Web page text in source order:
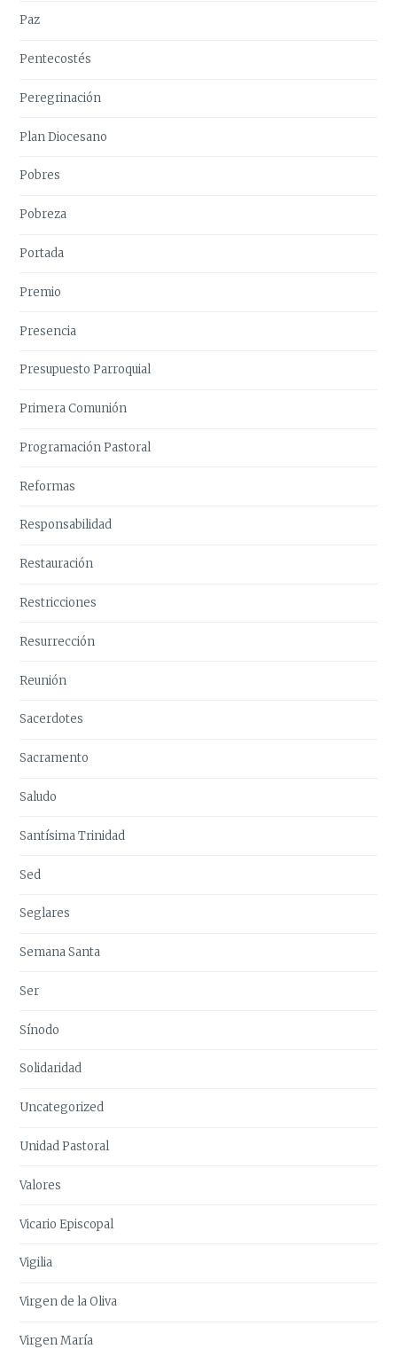
Paz
Pentecostés
Peregrinación
Plan Diocesano
Pobres
Pobreza
Portada
Premio
Presencia
Presupuesto Parroquial
Primera Comunión
Programación Pastoral
Reformas
Responsabilidad
Restauración
Restricciones
Resurrección
Reunión
Sacerdotes
Sacramento
Saludo
Santísima Trinidad
Sed
Seglares
Semana Santa
Ser
Sínodo
Solidaridad
Uncategorized
Unidad Pastoral
Valores
Vicario Episcopal
Vigilia
Virgen de la Oliva
Virgen María